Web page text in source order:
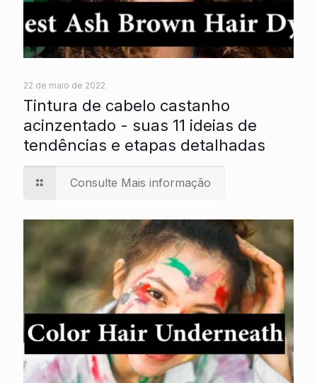
22 de maio de 2022
Tintura de cabelo castanho
acinzentado - suas 11 ideias de
tendências e etapas detalhadas
Consulte Mais informação